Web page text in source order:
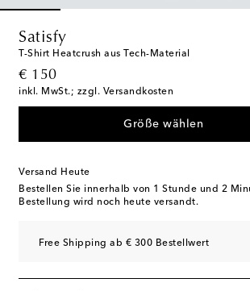
Satisfy
T-Shirt Heatcrush aus Tech-Material
€ 150
original price
inkl. MwSt.; zzgl. Versandkosten
Größe wählen
Versand Heute
Bestellen Sie innerhalb von 1 Stunde und 2
Bestellung wird noch heute versandt.
Free Shipping ab € 300 Bestellwert